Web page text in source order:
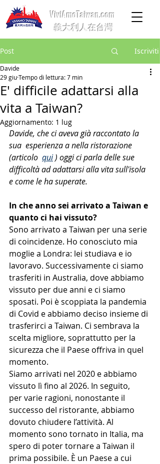
ViviAmoTaiwan.com
義大利人在台灣
Post Iscriviti
E' difficile adattarsi alla
vita a Taiwan?
Davide
29 giuTempo di lettura: 7 min
Aggiornamento: 1 lug
Davide, che ci aveva già raccontato la
sua  esperienza a nella ristorazione
(articolo qui ) oggi ci parla delle sue
difficoltà ad adattarsi alla vita sull'isola
e come le ha superate.
In che anno sei arrivato a Taiwan e
quanto ci hai vissuto?
Sono arrivato a Taiwan per una serie
di coincidenze. Ho conosciuto mia
moglie a Londra: lei studiava e io
lavoravo. Successivamente ci siamo
trasferiti in Australia, dove abbiamo
vissuto per due anni e ci siamo
sposati. Poi è scoppiata la pandemia
di Covid e abbiamo deciso insieme di
trasferirci a Taiwan. Ci sembrava la
scelta migliore, soprattutto per la
sicurezza che il Paese offriva in quel
momento.
Siamo arrivati nel 2020 e abbiamo
vissuto lì fino al 2026. In seguito,
per varie ragioni, nonostante il
successo del ristorante, abbiamo
dovuto chiudere l’attività. Al
momento sono tornato in Italia, ma
spero di poter tornare a Taiwan il
prima possibile. È un Paese a cui